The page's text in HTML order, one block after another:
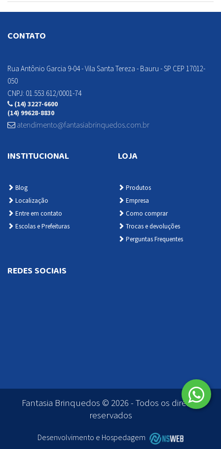
Indisponível
CONTATO
Rua Antônio Garcia 9-04 - Vila Santa Tereza - Bauru - SP CEP 17012-
050
CNPJ: 01.553.612/0001-74
(14) 3227-6600
(14) 99628-8830
atendimento@fantasiabrinquedos.com.br
INSTITUCIONAL
Blog
Localização
Entre em contato
Escolas e Prefeituras
LOJA
Produtos
Empresa
Como comprar
Trocas e devoluções
Perguntas Frequentes
REDES SOCIAIS
Fantasia Brinquedos © 2026 - Todos os direitos
reservados
Desenvolvimento e Hospedagem